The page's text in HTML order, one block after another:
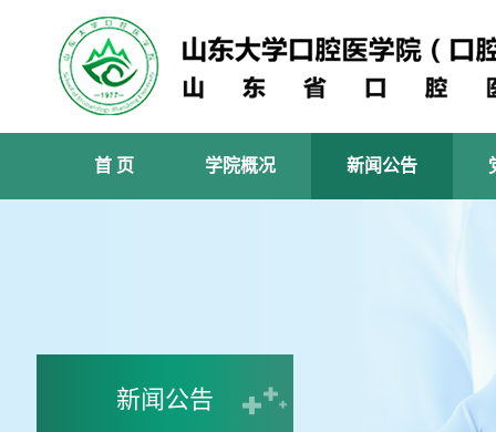
首 页 学院概况 新闻公告
新闻公告